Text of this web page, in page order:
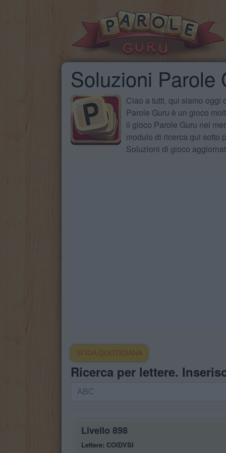
Soluzioni Parole
Ciao a tutti, qui siamo oggi
Parole Guru è un gioco
il gioco Parole Guru nei
modulo di ricerca qui sotto
Soluzioni di gioco
SFIDA QUOTIDIANA
Ricerca per lettere.
Ricerca
tutteLivello 898
Lettere: COIDVSI